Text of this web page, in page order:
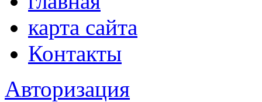
карта сайта
Контакты
Авторизация